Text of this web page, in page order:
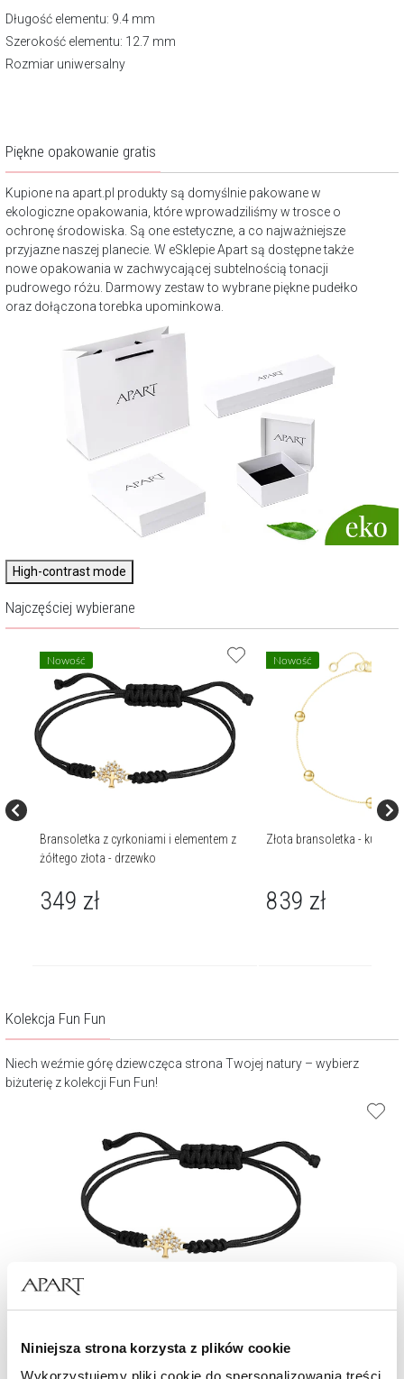
Niniejsza strona korzysta z plików cookie
Wykorzystujemy pliki cookie do spersonalizowania treści
Długość elementu: 9.4 mm
Szerokość elementu: 12.7 mm
Rozmiar uniwersalny
Piękne opakowanie gratis
Kupione na apart.pl produkty są domyślnie pakowane w
ekologiczne opakowania, które wprowadziliśmy w trosce o
ochronę środowiska. Są one estetyczne, a co najważniejsze
przyjazne naszej planecie. W eSklepie Apart są dostępne także
nowe opakowania w zachwycającej subtelnością tonacji
pudrowego różu. Darmowy zestaw to wybrane piękne pudełko
oraz dołączona torebka upominkowa.
High-contrast mode
Najczęściej wybierane
Nowość
Bransoletka z cyrkoniami i elementem z
żółtego złota - drzewko
349 zł
Nowość
Złota bransoletka - kulki
839 zł
Kolekcja Fun Fun
Niech weźmie górę dziewczęca strona Twojej natury – wybierz
biżuterię z kolekcji Fun Fun!
Bransoletka z cyrkoniami i elementem z żółtego złota - drzewko